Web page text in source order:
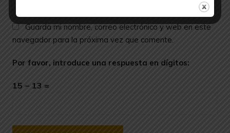
Guarda mi nombre, correo electrónico y web en este
navegador para la próxima vez que comente.
Por favor, introduce una respuesta en dígitos:
15 − 13 =